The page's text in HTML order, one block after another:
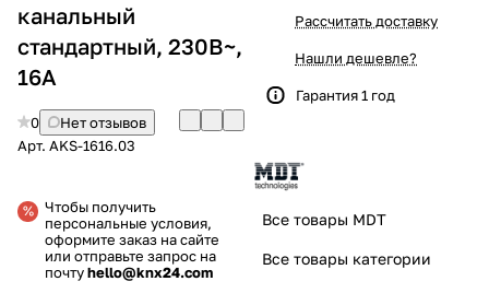
канальный
стандартный, 230В~,
16A
0
Нет отзывов
Арт. AKS-1616.03
Чтобы получить
персональные условия,
оформите заказ на сайте
или отправьте запрос на
почтуhello@knx24.com
Рассчитать доставку
Нашли дешевле?
Гарантия 1 год
Все товары MDT
Все товары категории